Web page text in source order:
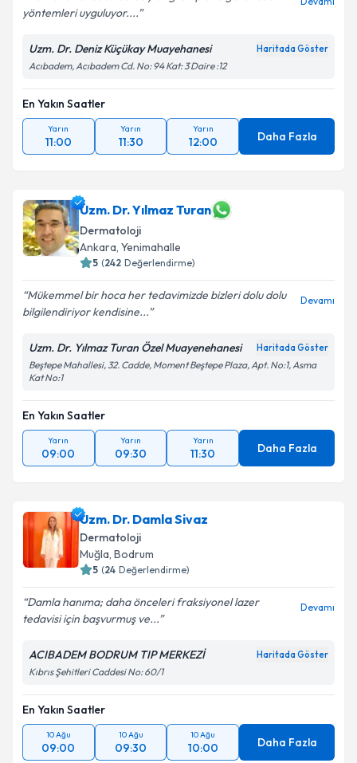
yöntemleri uyguluyor....
Uzm. Dr. Deniz Küçükay Muayehanesi Haritada Göster
Acıbadem, Acıbadem Cd. No: 94 Kat: 3 Daire :12
En Yakın Saatler
Yarın
11:00
Yarın
11:30
Yarın
12:00 Daha Fazla
Uzm. Dr. Yılmaz Turan
Dermatoloji
Ankara, Yenimahalle
5 (242 Değerlendirme)
Mükemmel bir hoca her tedavimizde bizleri dolu dolu
bilgilendiriyor kendisine...
Devamı
Uzm. Dr. Yılmaz Turan Özel Muayenehanesi Haritada Göster
Beştepe Mahallesi, 32. Cadde, Moment Beştepe Plaza, Apt. No:1, Asma
Kat No:1
En Yakın Saatler
Yarın
09:00
Yarın
09:30
Yarın
11:30 Daha Fazla
Uzm. Dr. Damla Sivaz
Dermatoloji
Muğla, Bodrum
5 (24 Değerlendirme)
Damla hanıma; daha önceleri fraksiyonel lazer
tedavisi için başvurmuş ve...
Devamı
ACIBADEM BODRUM TIP MERKEZİ Haritada Göster
Kıbrıs Şehitleri Caddesi No: 60/1
En Yakın Saatler
10 Ağu
09:00
10 Ağu
09:30
10 Ağu
10:00 Daha Fazla